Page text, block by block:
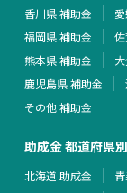
香川県 補助金
福岡県 補助金
熊本県 補助金
鹿児島県 補助金
その他 補助金
助成金 都道府県別
北海道 助成金